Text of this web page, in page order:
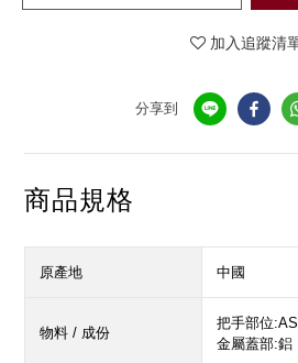
加入追蹤清
分享到
商品規格
原產地 中國
物料 / 成份
把手部位
金屬蓋部:鋁